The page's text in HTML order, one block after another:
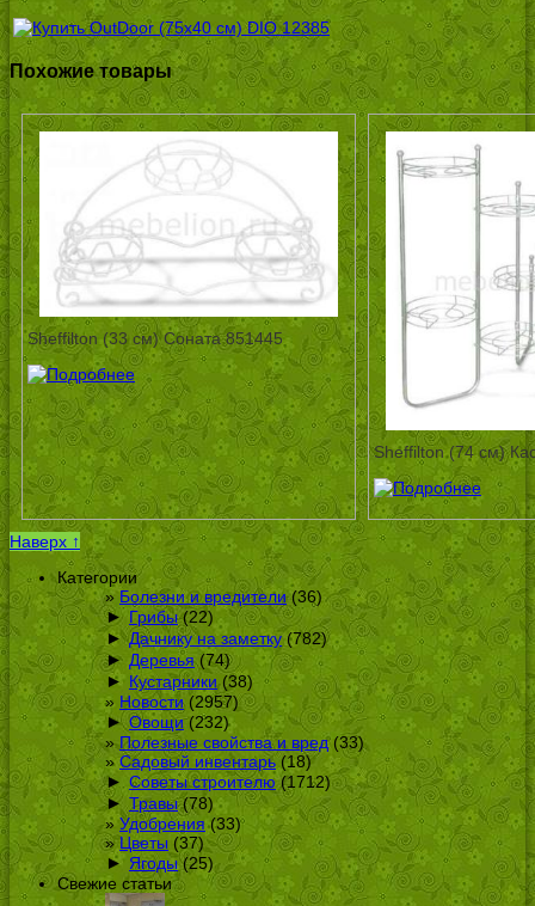
Похожие товары
Sheffilton (33 см) Соната 851445
Sheffilton (74 см)
Наверх ↑
Категории
Болезни и вредители(36)
► Грибы(22)
► Дачнику на заметку(782)
► Деревья(74)
► Кустарники (38)
Новости(2957)
► Овощи(232)
Полезные свойства и вред(33)
Садовый инвентарь(18)
► Советы строителю(1712)
► Травы(78)
Удобрения(33)
Цветы (37)
► Ягоды(25)
Свежие статьи